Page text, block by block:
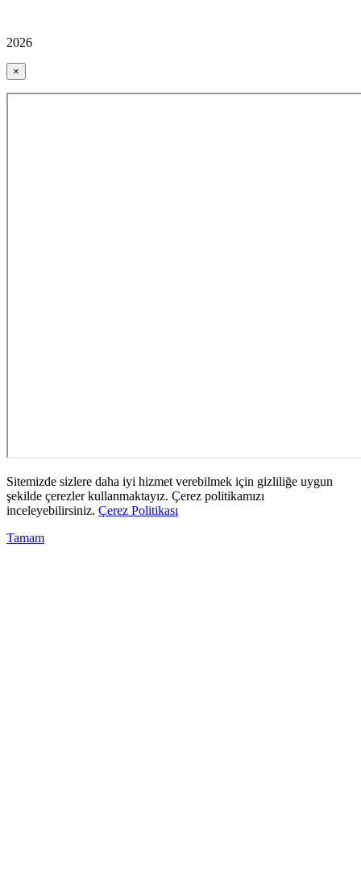
2026
×
Sitemizde sizlere daha iyi hizmet verebilmek için gizliliğe uygun
şekilde çerezler kullanmaktayız. Çerez politikamızı
inceleyebilirsiniz. Çerez Politikası
Tamam